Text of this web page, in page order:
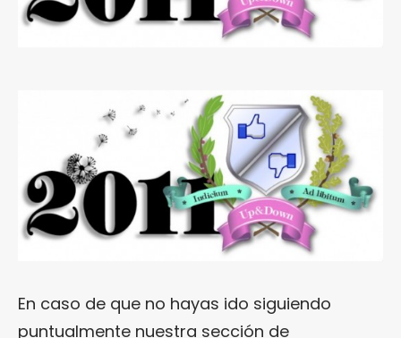
En caso de que no hayas ido siguiendo
puntualmente nuestra sección de